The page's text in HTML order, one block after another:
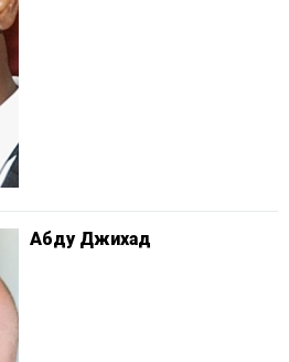
Абду Джихад